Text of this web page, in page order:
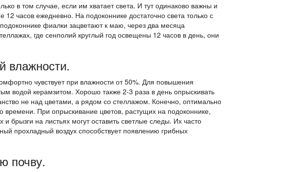
в том случае, если им хватает света. И тут одинаково важны и
часов ежедневно. На подоконнике достаточно света только с
фиалки зацветают к маю, через два месяца
где сенполий круглый год освещены 12 часов в день, они
влажности.
чувствует при влажности от 50%. Для повышения
водой керамзитом. Хорошо также 2-3 раза в день опрыскивать
не над цветами, а рядом со стеллажом. Конечно, оптимально
времени. При опрыскивание цветов, растущих на подоконнике,
брызги на листьях могут оставить светлые следы. Их часто
прохладный воздух способствует появлению грибных
почву.